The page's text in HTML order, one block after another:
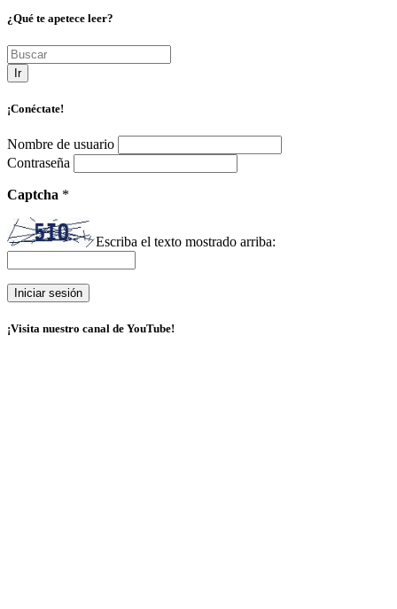
¿Qué te apetece leer?
Ir
¡Conéctate!
Nombre de usuario
Contraseña
Captcha *
Escriba el texto mostrado arriba:
¡Visita nuestro canal de YouTube!